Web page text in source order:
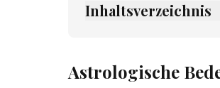
Inhaltsverzeichnis
Astrologische